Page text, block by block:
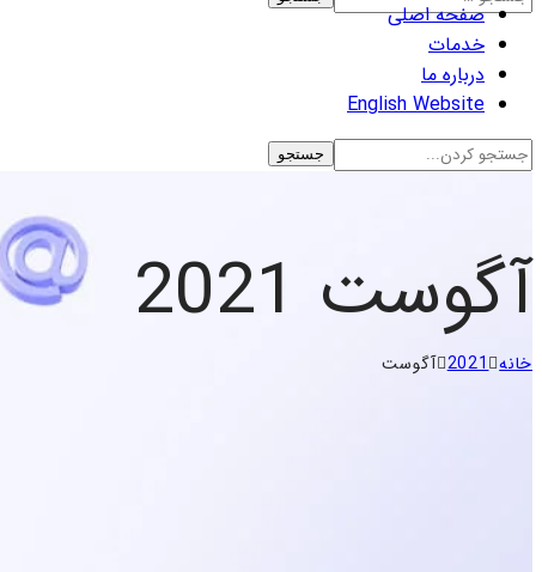
صفحه اصلی
خدمات
درباره ما
English Website
آگوست 2021
خانه 2021 آگوست